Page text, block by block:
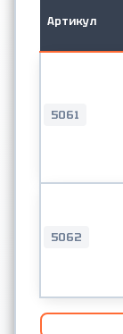
Артикул
5061
5062